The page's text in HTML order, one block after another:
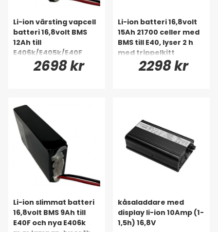
Li-ion värsting vapcell
batteri 16,8volt BMS
12Ah till
E406k/E405k/E40F
lyser 1h 50min till
trippelkittet
2698 kr
Li-ion batteri 16,8volt
15Ah 21700 celler med
BMS till E40, lyser 2 h
med trippelkitt
2298 kr
Li-ion slimmat batteri
16,8volt BMS 9Ah till
E40F och nya E406k
kåsaladdare med
display li-ion 10Amp (1-
1,5h) 16,8V